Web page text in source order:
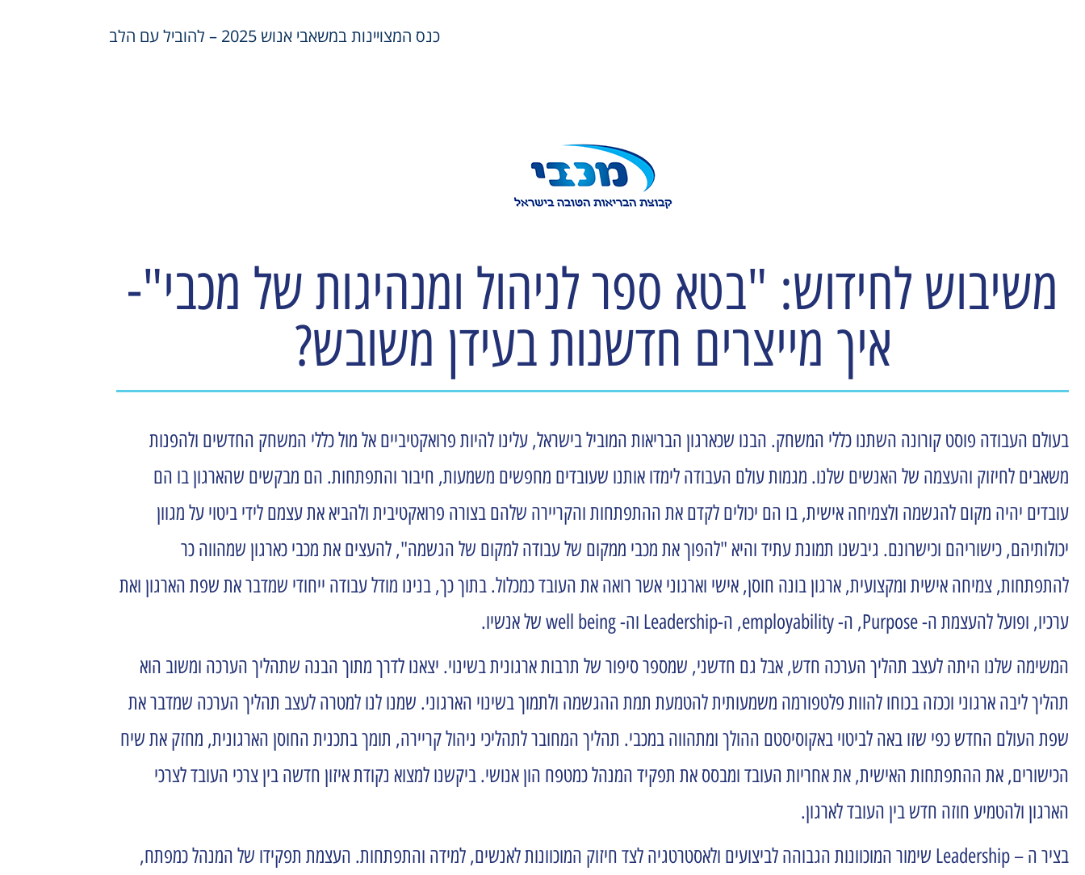
כנס המצויינות במשאבי אנוש 2025 – להוביל עם הלב
משיבוש לחידוש: "בטא ספר לניהול ומנהיגות של מכבי"-
איך מייצרים חדשנות בעידן משובש?
בעולם העבודה פוסט קורונה השתנו כללי המשחק. הבנו שכארגון הבריאות המוביל בישראל, עלינו להיות פרואקטיביים אל מול כללי המשחק החדשים ולהפנות
משאבים לחיזוק והעצמה של האנשים שלנו. מגמות עולם העבודה לימדו אותנו שעובדים מחפשים משמעות, חיבור והתפתחות. הם מבקשים שהארגון בו הם
עובדים יהיה מקום להגשמה ולצמיחה אישית, בו הם יכולים לקדם את ההתפתחות והקריירה שלהם בצורה פרואקטיבית ולהביא את עצמם לידי ביטוי על מגוון
יכולותיהם, כישוריהם וכישרונם. גיבשנו תמונת עתיד והיא "להפוך את מכבי ממקום של עבודה למקום של הגשמה", להעצים את מכבי כארגון שמהווה כר
להתפתחות, צמיחה אישית ומקצועית, ארגון בונה חוסן, אישי וארגוני אשר רואה את העובד כמכלול. בתוך כך, בנינו מודל עבודה ייחודי שמדבר את שפת הארגון ואת
ערכיו, ופועל להעצמת ה- Purpose, ה- employability, ה-Leadership וה- well being של אנשיו.
המשימה שלנו היתה לעצב תהליך הערכה חדש, אבל גם חדשני, שמספר סיפור של תרבות ארגונית בשינוי. יצאנו לדרך מתוך הבנה שתהליך הערכה ומשוב הוא
תהליך ליבה ארגוני וככזה בכוחו להוות פלטפורמה משמעותית להטמעת תמת ההגשמה ולתמוך בשינוי הארגוני. שמנו לנו למטרה לעצב תהליך הערכה שמדבר את
שפת העולם החדש כפי שזו באה לביטוי באקוסיסטם ההולך ומתהווה במכבי. תהליך המחובר לתהליכי ניהול קריירה, תומך בתכנית החוסן הארגונית, מחזק את שיח
הכישורים, את ההתפתחות האישית, את אחריות העובד ומבסס את תפקיד המנהל כמטפח הון אנושי. ביקשנו למצוא נקודת איזון חדשה בין צרכי העובד לצרכי
הארגון ולהטמיע חוזה חדש בין העובד לארגון.
בציר ה – Leadership שימור המוכוונות הגבוהה לביצועים ולאסטרטגיה לצד חיזוק המוכוונות לאנשים, למידה והתפתחות. העצמת תפקידו של המנהל כמפתח,